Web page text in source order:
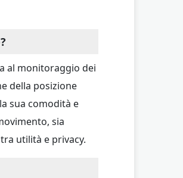
al monitoraggio dei
della posizione
sua comodità e
sia
utilità e privacy.